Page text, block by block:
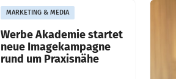
Tageszeitungen und analysiert,
welche Politikerinnen und
Politiker Österreichs die
MARKETING & MEDIA
Werbe Akademie startet
neue Imagekampagne
rund um Praxisnähe